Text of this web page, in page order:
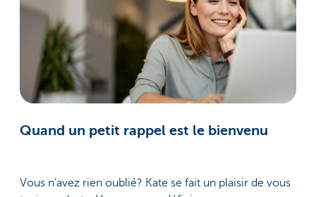
Quand un petit rappel est le bienvenu
Vous n’avez rien oublié? Kate se fait un plaisir de vous